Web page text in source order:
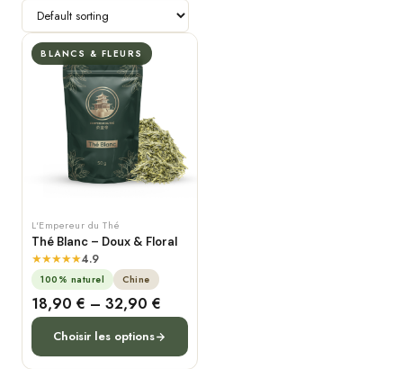
BLANCS & FLEURS
L'Empereur du Thé
Thé Blanc – Doux & Floral
★★★★★4.9
100% naturel Chine
18,90 € – 32,90 €
range:
18,90 €
Choisir les options